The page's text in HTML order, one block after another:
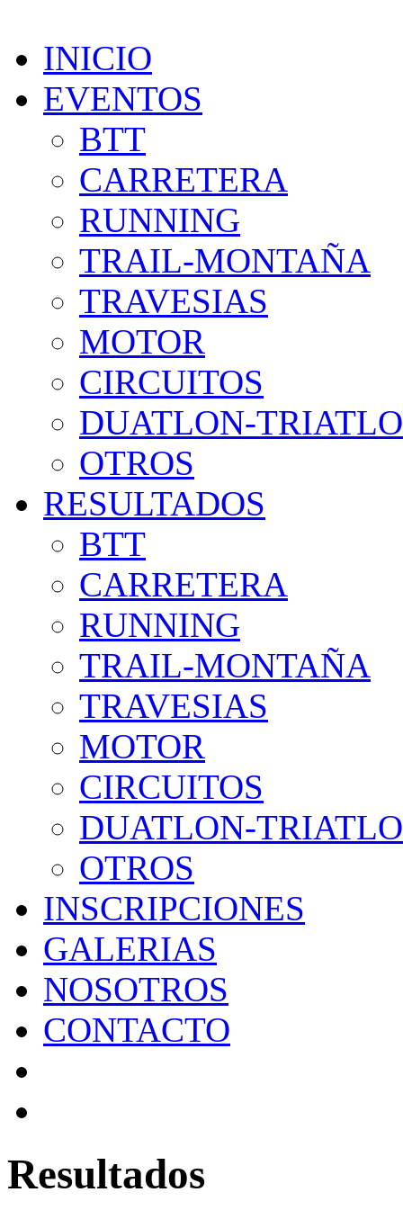
INICIO
EVENTOS
BTT
CARRETERA
RUNNING
TRAIL-MONTAÑA
TRAVESIAS
MOTOR
CIRCUITOS
DUATLON-
OTROS
RESULTADOS
BTT
CARRETERA
RUNNING
TRAIL-MONTAÑA
TRAVESIAS
MOTOR
CIRCUITOS
DUATLON-
OTROS
INSCRIPCIONES
GALERIAS
NOSOTROS
CONTACTO
Resultados